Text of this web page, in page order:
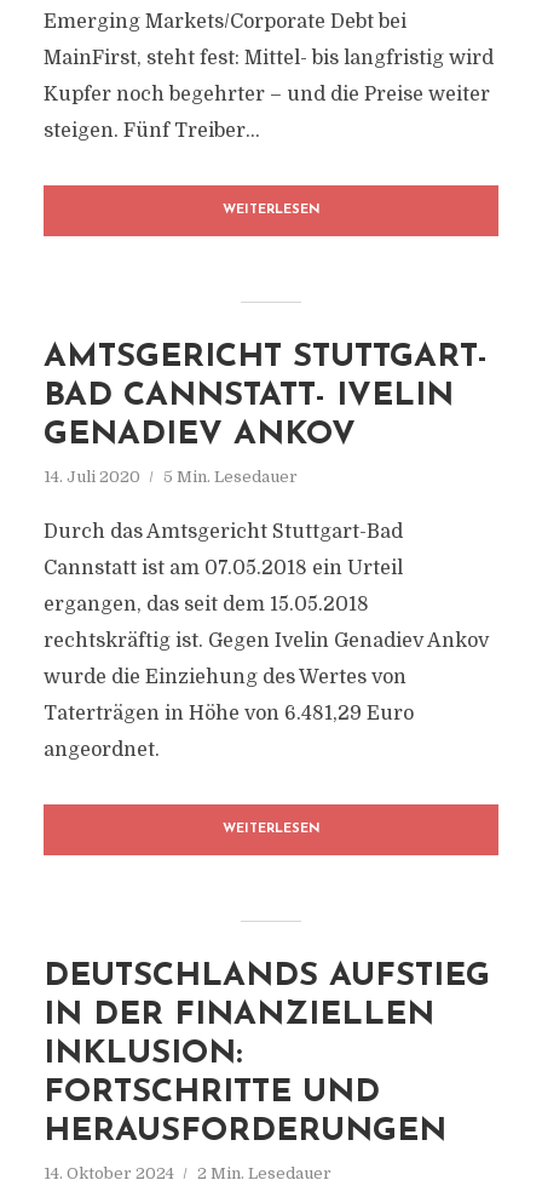
Emerging Markets/Corporate Debt bei
MainFirst, steht fest: Mittel- bis langfristig wird
Kupfer noch begehrter – und die Preise weiter
steigen. Fünf Treiber...
WEITERLESEN
AMTSGERICHT STUTTGART-
BAD CANNSTATT- IVELIN
GENADIEV ANKOV
14. Juli 2020 5 Min. Lesedauer
Durch das Amtsgericht Stuttgart-Bad
Cannstatt ist am 07.05.2018 ein Urteil
ergangen, das seit dem 15.05.2018
rechtskräftig ist. Gegen Ivelin Genadiev Ankov
wurde die Einziehung des Wertes von
Taterträgen in Höhe von 6.481,29 Euro
angeordnet.
WEITERLESEN
DEUTSCHLANDS AUFSTIEG
IN DER FINANZIELLEN
INKLUSION:
FORTSCHRITTE UND
HERAUSFORDERUNGEN
14. Oktober 2024 2 Min. Lesedauer